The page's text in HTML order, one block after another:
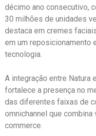
décimo ano consecutivo,
30 milhões de unidades
destaca em cremes
em um reposicionamento
tecnologia.
A integração entre Natura
fortalece a presença no
das diferentes faixas de
omnichannel que
commerce.